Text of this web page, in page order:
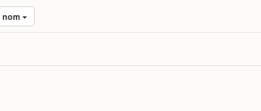
nom